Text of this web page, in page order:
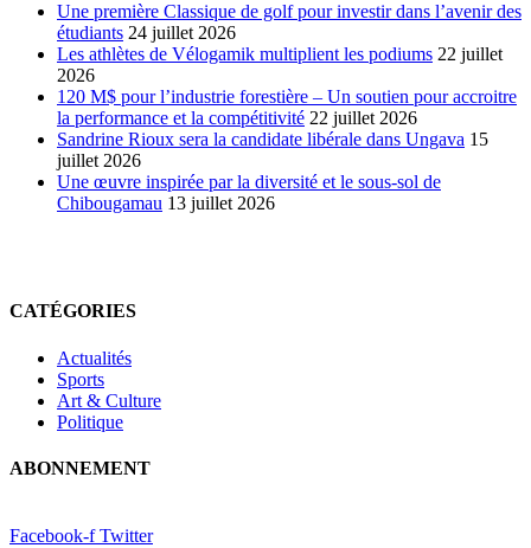
Une première Classique de golf pour investir dans l’avenir des
étudiants 24 juillet 2026
Les athlètes de Vélogamik multiplient les podiums 22 juillet
2026
120 M$ pour l’industrie forestière – Un soutien pour accroitre
la performance et la compétitivité 22 juillet 2026
Sandrine Rioux sera la candidate libérale dans Ungava 15
juillet 2026
Une œuvre inspirée par la diversité et le sous-sol de
Chibougamau 13 juillet 2026
CATÉGORIES
Actualités
Sports
Art & Culture
Politique
ABONNEMENT
Facebook-f Twitter